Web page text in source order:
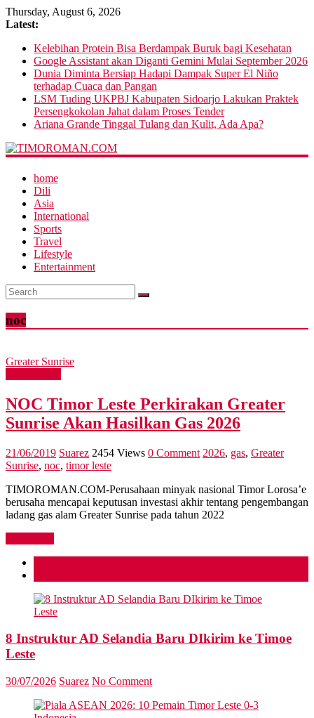
Thursday, August 6, 2026
Latest:
Kelebihan Protein Bisa Berdampak Buruk bagi Kesehatan
Google Assistant akan Diganti Gemini Mulai September 2026
Dunia Diminta Bersiap Hadapi Dampak Super El Niño
terhadap Cuaca dan Pangan
LSM Tuding UKPBJ Kabupaten Sidoarjo Lakukan Praktek
Persengkokolan Jahat dalam Proses Tender
Ariana Grande Tinggal Tulang dan Kulit, Ada Apa?
home
Dili
Asia
International
Sports
Travel
Lifestyle
Entertainment
noc
Greater Sunrise
NOC Timor Leste Perkirakan Greater
Sunrise Akan Hasilkan Gas 2026
21/06/2019 Suarez 2454 Views 0 Comment 2026, gas, Greater
Sunrise, noc, timor leste
TIMOROMAN.COM-Perusahaan minyak nasional Timor Lorosa’e
berusaha mencapai keputusan investasi akhir tentang pengembangan
ladang gas alam Greater Sunrise pada tahun 2022
8 Instruktur AD Selandia Baru DIkirim ke Timoe
Leste
30/07/2026 Suarez No Comment